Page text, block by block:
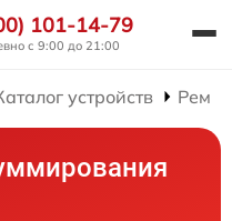
101-14-79
с 9:00 до 21:00
устройств